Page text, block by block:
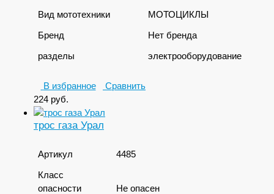
Вид мототехники
МОТОЦИКЛЫ
Бренд
Нет бренда
разделы
электрооборудование
В избранное
Сравнить
224 руб.
трос газа Урал
Артикул
4485
Класс
опасности
Не опасен